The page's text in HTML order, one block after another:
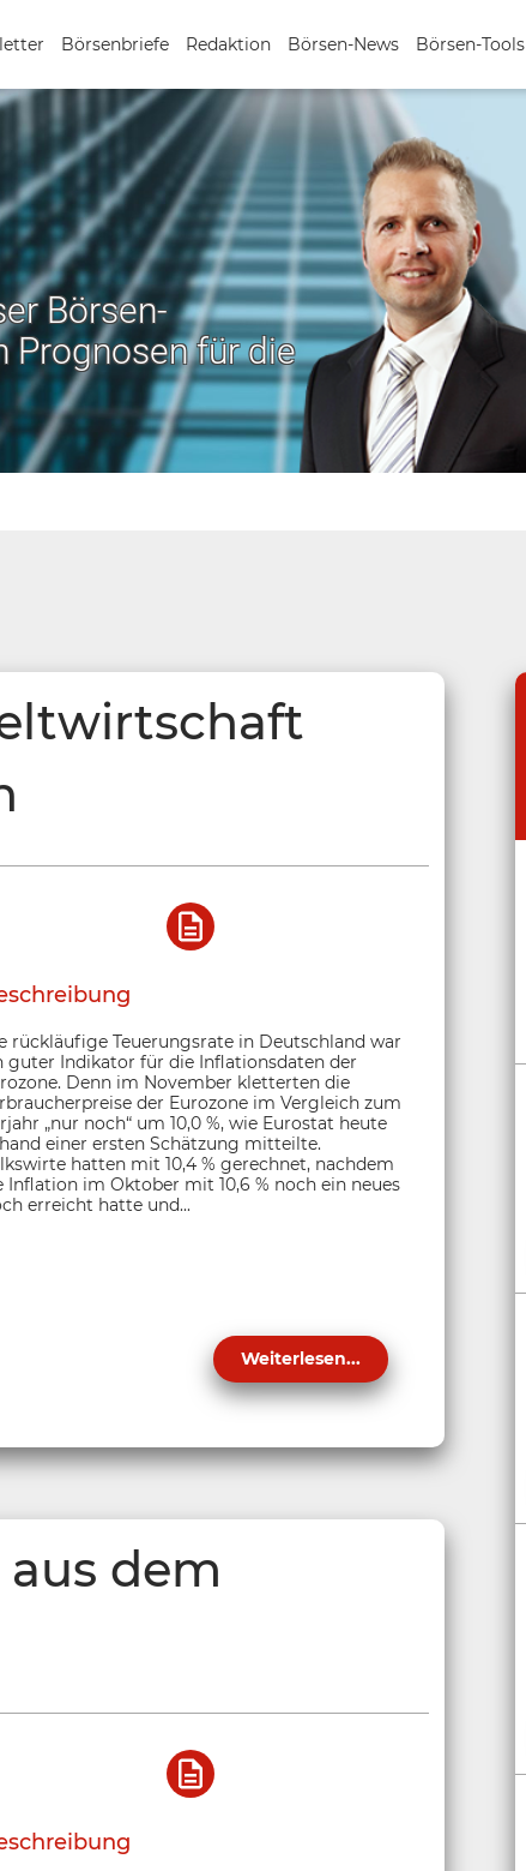
Börsenbriefe Redaktion Börsen-News Börsen-Tools
Börsen-
Prognosen für die
rückläufige Teuerungsrate in Deutschland war
guter Indikator für die Inflationsdaten der
Denn im November kletterten die
der Eurozone im Vergleich zum
„nur noch“ um 10,0 %, wie Eurostat heute
einer ersten Schätzung mitteilte.
hatten mit 10,4 % gerechnet, nachdem
Inflation im Oktober mit 10,6 % noch ein neues
erreicht hatte und...
Weiterlesen...
dem